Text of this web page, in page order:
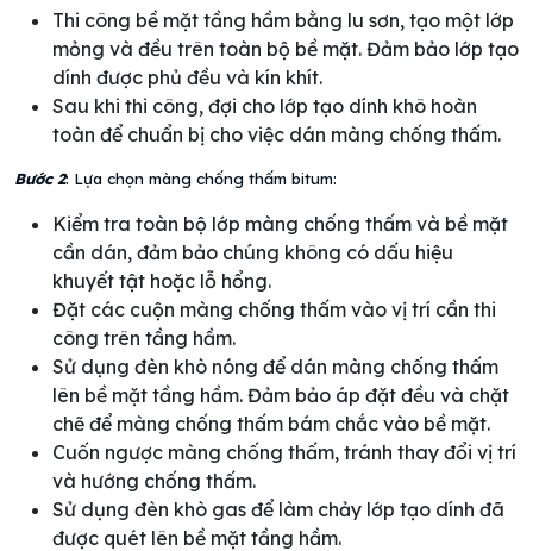
Thi công bề mặt tầng hầm bằng lu sơn, tạo một lớp
mỏng và đều trên toàn bộ bề mặt. Đảm bảo lớp tạo
dính được phủ đều và kín khít.
Sau khi thi công, đợi cho lớp tạo dính khô hoàn
toàn để chuẩn bị cho việc dán màng chống thấm.
Bước 2: Lựa chọn màng chống thấm bitum:
Kiểm tra toàn bộ lớp màng chống thấm và bề mặt
cần dán, đảm bảo chúng không có dấu hiệu
khuyết tật hoặc lỗ hổng.
Đặt các cuộn màng chống thấm vào vị trí cần thi
công trên tầng hầm.
Sử dụng đèn khò nóng để dán màng chống thấm
lên bề mặt tầng hầm. Đảm bảo áp đặt đều và chặt
chẽ để màng chống thấm bám chắc vào bề mặt.
Cuốn ngược màng chống thấm, tránh thay đổi vị trí
và hướng chống thấm.
Sử dụng đèn khò gas để làm chảy lớp tạo dính đã
được quét lên bề mặt tầng hầm.